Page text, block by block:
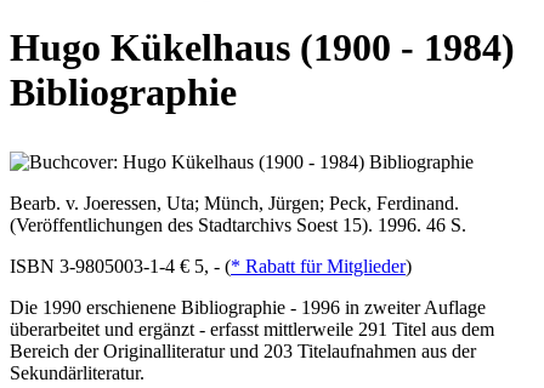
Hugo Kükelhaus (1900 - 1984)
Bibliographie
Bearb. v. Joeressen, Uta; Münch, Jürgen; Peck, Ferdinand.
(Veröffentlichungen des Stadtarchivs Soest 15). 1996. 46 S.
ISBN 3-9805003-1-4 € 5, - (* Rabatt für Mitglieder)
Die 1990 erschienene Bibliographie - 1996 in zweiter Auflage
überarbeitet und ergänzt - erfasst mittlerweile 291 Titel aus dem
Bereich der Originalliteratur und 203 Titelaufnahmen aus der
Sekundärliteratur.